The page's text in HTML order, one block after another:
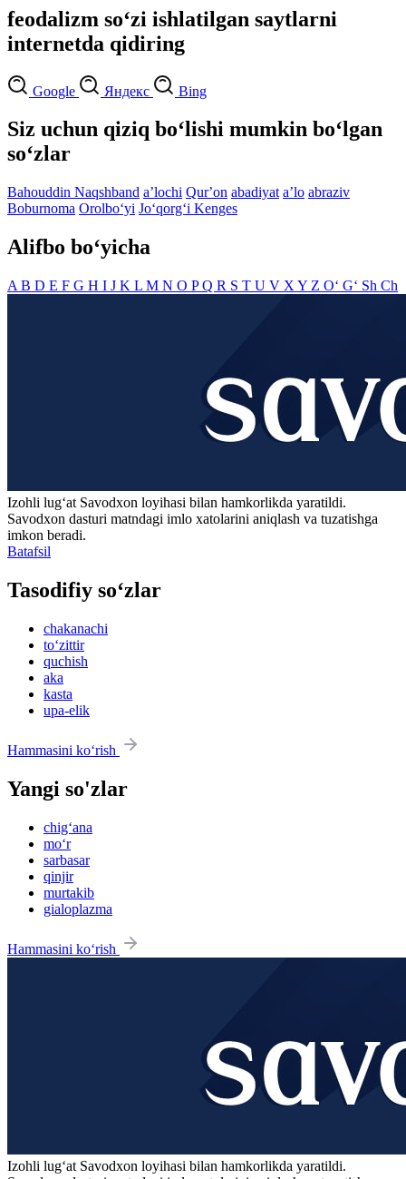
feodalizm so‘zi ishlatilgan saytlarni
internetda qidiring
Google Яндекс Bing
Siz uchun qiziq bo‘lishi mumkin bo‘lgan
so‘zlar
Bahouddin Naqshband aʼlochi Qurʼon abadiyat aʼlo abraziv
Boburnoma Orolbo‘yi Jo‘qorg‘i Kenges
Alifbo bo‘yicha
A B D E F G H I J K L M N O PQ R S T U V X Y Z O‘ G‘ Sh Ch
Izohli lugʻat Savodxon loyihasi bilan hamkorlikda yaratildi.
Savodxon dasturi matndagi imlo xatolarini aniqlash va tuzatishga
imkon beradi.
Batafsil
Tasodifiy so‘zlar
chakanachi
to‘zittir
quchish
aka
kasta
upa-elik
Hammasini ko‘rish
Yangi so'zlar
chig‘ana
mo‘r
sarbasar
qinjir
murtakib
gialoplazma
Hammasini ko‘rish
Izohli lugʻat Savodxon loyihasi bilan hamkorlikda yaratildi.